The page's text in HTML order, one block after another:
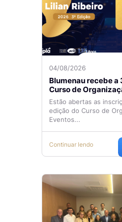
04/08/2026
Blumenau recebe a
Curso de
Lilian Ribeiro
Estão abertas as
edição do Curso de
Eventos...
Continuar lendo